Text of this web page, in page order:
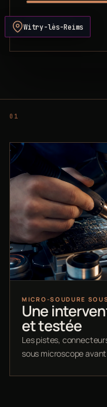
DEVIS PRÊT
Witry-lès-Reims
MICRO-SOUDURE
Une
et testée
Les pistes,
sous microscope